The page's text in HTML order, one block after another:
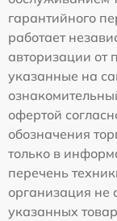
гарантийного
работает
авторизации от
указанные на
офертой
обозначения
только в
перечень
организация
указанных